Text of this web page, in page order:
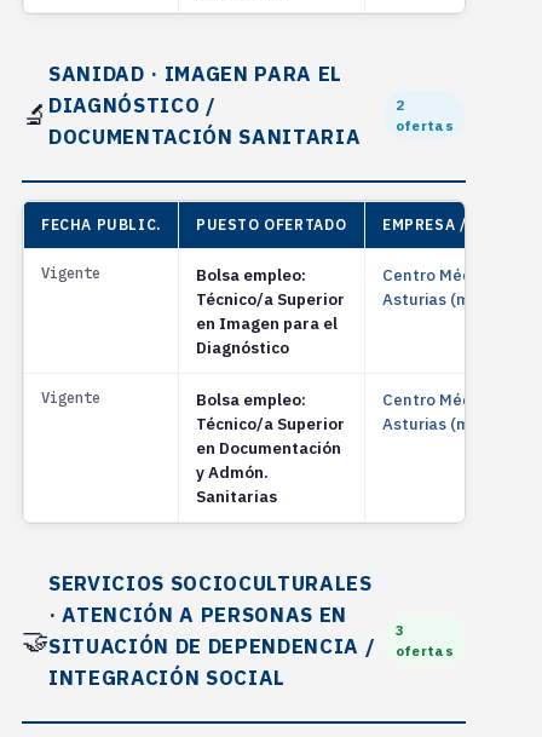
🔬
SANIDAD · IMAGEN PARA EL
DIAGNÓSTICO /
DOCUMENTACIÓN SANITARIA
2
ofertas
FECHA PUBLIC. PUESTO OFERTADO EMPRESA / ENTIDAD
Vigente
Bolsa empleo:
Técnico/a Superior
en Imagen para el
Diagnóstico
Centro Médico de
Asturias (medastur)
Vigente
Bolsa empleo:
Técnico/a Superior
en Documentación
y Admón.
Sanitarias
Centro Médico de
Asturias (medastur)
🤝
SERVICIOS SOCIOCULTURALES
· ATENCIÓN A PERSONAS EN
SITUACIÓN DE DEPENDENCIA /
INTEGRACIÓN SOCIAL
3
ofertas